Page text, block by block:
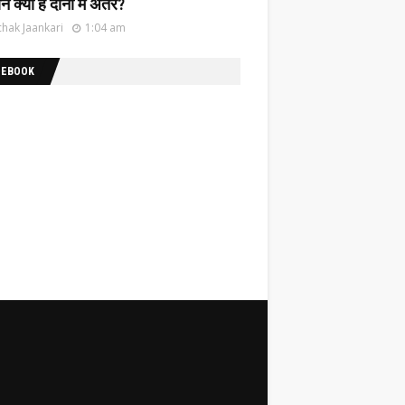
क्या है दोनों में अंतर?
Jaankari 1:04 am